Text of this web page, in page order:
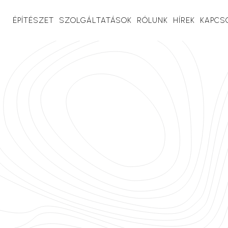
ÉPÍTÉSZET SZOLGÁLTATÁSOK RÓLUNK HÍREK